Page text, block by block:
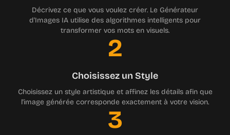
Décrivez ce que vous voulez créer. Le Générateur
d'Images IA utilise des algorithmes intelligents pour
transformer vos mots en visuels.
2
Choisissez un Style
Choisissez un style artistique et affinez les détails afin que
l'image générée corresponde exactement à votre vision.
3